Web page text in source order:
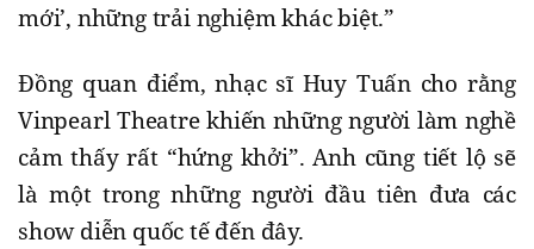
mới’, những trải nghiệm khác biệt.”
Đồng quan điểm, nhạc sĩ Huy Tuấn cho rằng
Vinpearl Theatre khiến những người làm nghề
cảm thấy rất “hứng khởi”. Anh cũng tiết lộ sẽ
là một trong những người đầu tiên đưa các
show diễn quốc tế đến đây.